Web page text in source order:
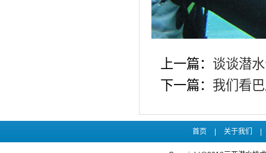
上一篇： 谈谈潜
下一篇： 我们看
首页 关于我们